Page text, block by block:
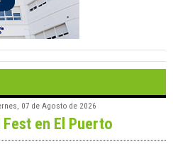
07 de Agosto de 2026
en El Puerto